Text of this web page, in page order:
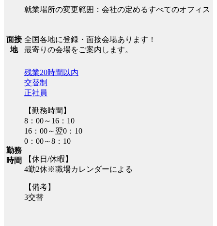
就業場所の変更範囲：会社の定めるすべてのオフィス
面接
地
全国各地に登録・面接会場あります！
最寄りの会場をご案内します。
勤務
時間
残業20時間以内
交替制
正社員
【勤務時間】
8：00～16：10
16：00～翌0：10
0：00～8：10
【休日/休暇】
4勤2休※職場カレンダーによる
【備考】
3交替